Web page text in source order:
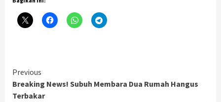
Continue
Reading
Previous
Breaking News! Subuh Membara Dua Rumah Hangus
Terbakar